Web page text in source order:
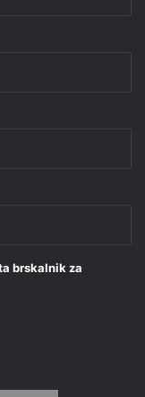
brskalnik za